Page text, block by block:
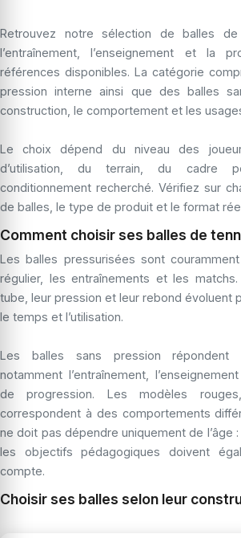
Retrouvez notre sélection de balles
l’entraînement, l’enseignement et la
références disponibles. La catégorie
pression interne ainsi que des balles
construction, le comportement et les
Le choix dépend du niveau des
d’utilisation, du terrain, du cadre
conditionnement recherché. Vérifiez sur
de balles, le type de produit et le format
Comment choisir ses balles de
Les balles pressurisées sont
régulier, les entraînements et les matchs.
tube, leur pression et leur rebond évoluent
le temps et l’utilisation.
Les balles sans pression répondent
notamment l’entraînement,
de progression. Les modèles
correspondent à des comportements
ne doit pas dépendre uniquement de l’âge
les objectifs pédagogiques doivent
compte.
Choisir ses balles selon leur